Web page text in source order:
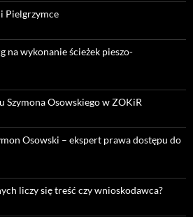
Pielgrzymce
na wykonanie ścieżek pieszo-
Szymona Osowskiego w ZOKiR
Osowski – ekspert prawa dostępu do
liczy się treść czy wnioskodawca?